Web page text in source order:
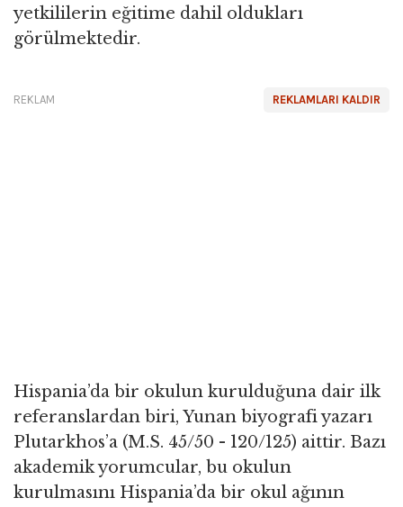
yetkililerin eğitime dahil oldukları
görülmektedir.
REKLAMLARI KALDIR
REKLAM
Hispania’da bir okulun kurulduğuna dair ilk
referanslardan biri, Yunan biyografi yazarı
Plutarkhos’a (M.S. 45/50 - 120/125) aittir. Bazı
akademik yorumcular, bu okulun
kurulmasını Hispania’da bir okul ağının